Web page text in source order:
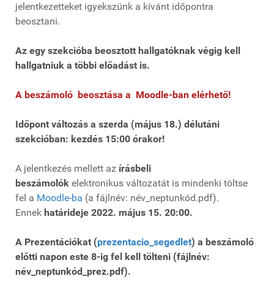
jelentkezetteket igyekszünk a kívánt időpontra
beosztani.
Az egy szekcióba beosztott hallgatóknak végig kell
hallgatniuk a többi előadást is.
A beszámoló beosztása a Moodle-ban elérhető!
Időpont változás a szerda (május 18.) délutáni
szekcióban: kezdés 15:00 órakor!
A jelentkezés mellett az írásbeli
beszámolók elektronikus változatát is mindenki töltse
fel a Moodle-ba (a fájlnév: név_neptunkód.pdf).
Ennek határideje 2022. május 15. 20:00.
A Prezentációkat (prezentacio_segedlet) a beszámoló
előtti napon este 8-ig fel kell tölteni (fájlnév:
név_neptunkód_prez.pdf).